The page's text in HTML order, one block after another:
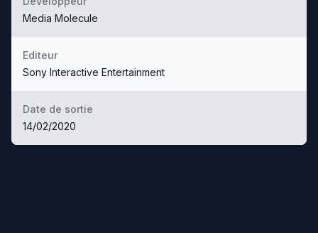
Media Molecule
Editeur
Sony Interactive Entertainment
Date de sortie
14/02/2020